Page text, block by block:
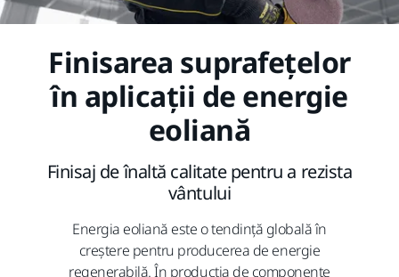
Finisarea suprafețelor
în aplicații de energie
eoliană
Finisaj de înaltă calitate pentru a rezista
vântului
Energia eoliană este o tendință globală în
creștere pentru producerea de energie
regenerabilă. În producția de componente